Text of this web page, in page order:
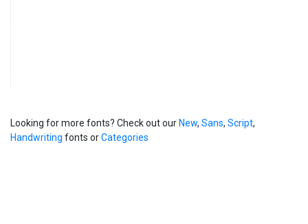
Looking for more fonts? Check out our New, Sans, Script,
Handwriting fonts orCategories